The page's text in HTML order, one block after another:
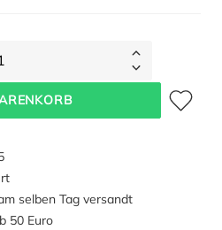
Zum
selben Tag versandt
50 Euro